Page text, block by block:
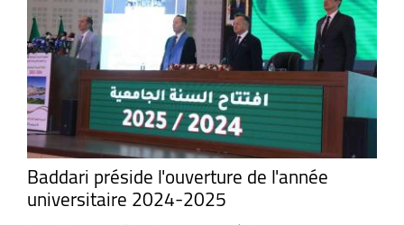
Baddari préside l'ouverture de l'année
universitaire 2024-2025